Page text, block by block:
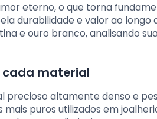
eterno, o que torna
durabilidade e valor ao longo
e ouro branco, analisando
material
precioso altamente denso e
puros utilizados em